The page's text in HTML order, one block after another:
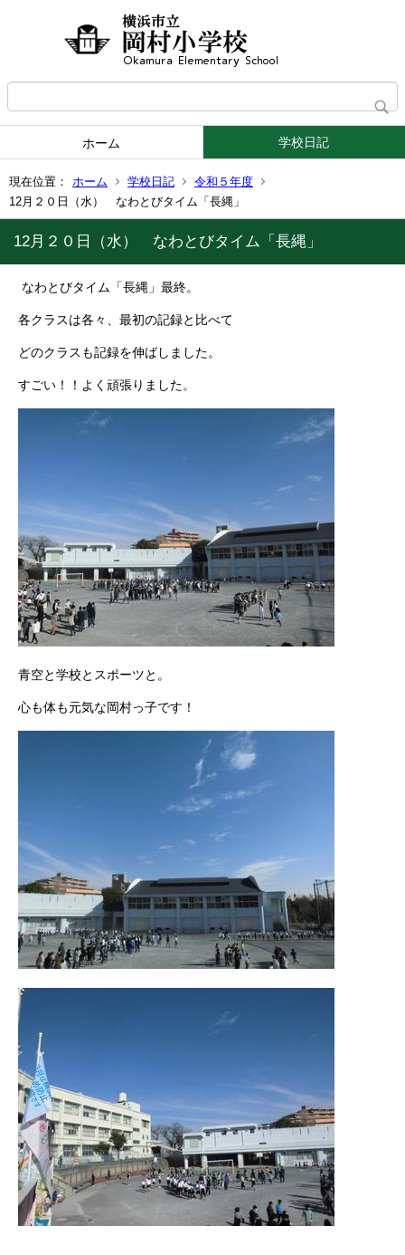
ホーム 学校日記
現在位置： ホーム 学校日記
令和５年度
12月２０日（水） なわとびタイム「長縄」
12月２０日（水） なわとびタイム「長縄」
なわとびタイム「長縄」最終。
各クラスは各々、最初の記録と比べて
どのクラスも記録を伸ばしました。
すごい！！よく頑張りました。
青空と学校とスポーツと。
心も体も元気な岡村っ子です！